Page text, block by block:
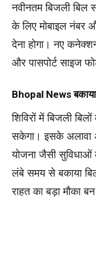
नवीनतम बिजली बिल
के लिए मोबाइल नंबर
देना होगा। नए
और पासपोर्ट साइज
Bhopal News
शिविरों में बिजली
सकेगा। इसके अलावा
योजना जैसी सुविधाओं
लंबे समय से बकाया
राहत का बड़ा मौका